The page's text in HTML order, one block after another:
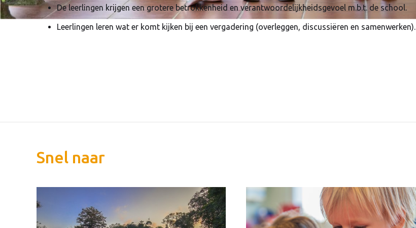
De leerlingen krijgen een grotere betrokkenheid en verantwoordelijkheidsgevoel m.b.t. de school.
Leerlingen leren wat er komt kijken bij een vergadering (overleggen, discussiëren en samenwerken).
Snel naar